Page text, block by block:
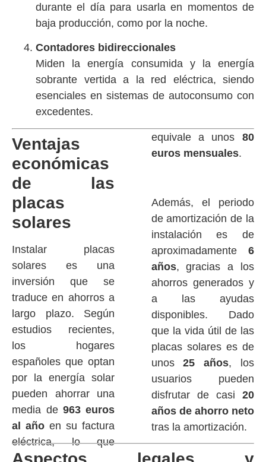
durante el día para usarla en momentos de
baja producción, como por la noche.
Contadores bidireccionales
Miden la energía consumida y la energía
sobrante vertida a la red eléctrica, siendo
esenciales en sistemas de autoconsumo con
excedentes.
Ventajas
económicas
de las
placas
solares
Instalar placas
solares es una
inversión que se
traduce en ahorros a
largo plazo. Según
estudios recientes,
los hogares
españoles que optan
por la energía solar
pueden ahorrar una
media de 963 euros
al año en su factura
eléctrica, lo que
equivale a unos 80
euros mensuales.
Además, el periodo
de amortización de la
instalación es de
aproximadamente 6
años, gracias a los
ahorros generados y
a las ayudas
disponibles. Dado
que la vida útil de las
placas solares es de
unos 25 años, los
usuarios pueden
disfrutar de casi 20
años de ahorro neto
tras la amortización.